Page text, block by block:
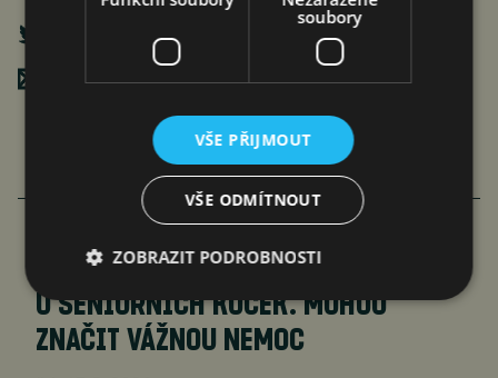
Poslat mailem
NEPŘEHLÍŽEJTE NENÁPADNÉ ZMĚNY
U SENIORNÍCH KOČEK. MOHOU
ZNAČIT VÁŽNOU NEMOC
soubory
VŠE PŘIJMOUT
VŠE ODMÍTNOUT
ZOBRAZIT PODROBNOSTI